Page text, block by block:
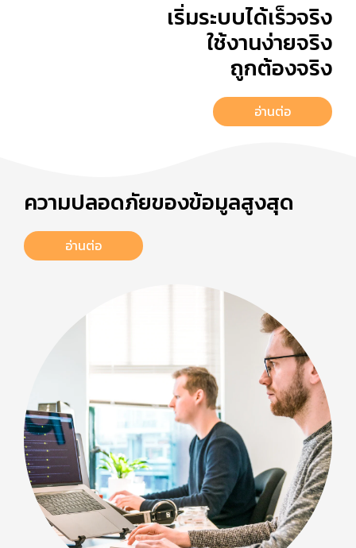
เริ่มระบบได้เร็วจริง
ใช้งานง่ายจริง
ถูกต้องจริง
อ่านต่อ
ความปลอดภัยของข้อมูลสูงสุด
อ่านต่อ